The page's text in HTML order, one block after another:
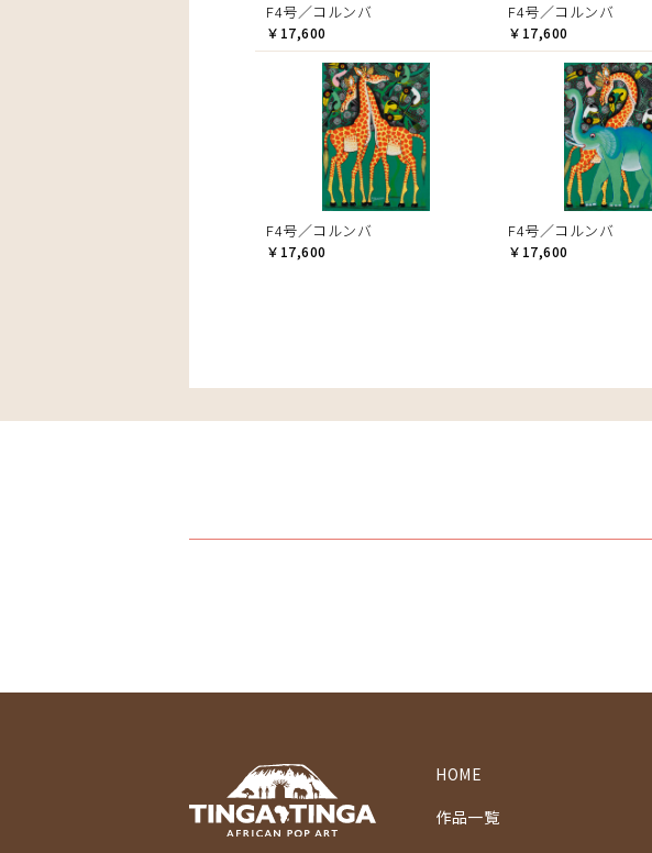
F4号／コルンバ
￥17,600
F4号／コルンバ
￥17,600
F4号／コルンバ
￥17,600
F4号／コルンバ
￥17,600
HOME
作品一覧